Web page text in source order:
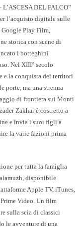
DEL FALCO”
l’acquisto digitale sulle
Play Film,
storica con scene di
i botteghini
Nel XIII° secolo
e la conquista dei territori
porte, ma una strenua
di frontiera sui Monti
Zakhar è costretto a
e invia i suoi figli a
la varie fazioni prima
per tutta la famiglia
disponibile
Apple TV, iTunes,
Video. Un film
sulla scia di classici
le avventure di una